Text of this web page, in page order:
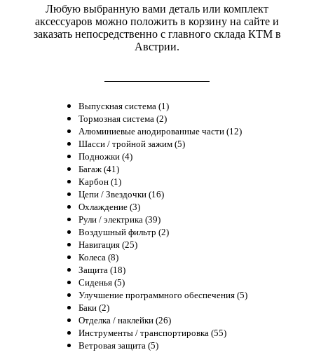
Любую выбранную вами деталь или комплект
аксессуаров можно положить в корзину на сайте и
заказать непосредственно с главного склада КТМ в
Австрии.
Выпускная система (1)
Тормозная система (2)
Алюминиевые анодированные части (12)
Шасси / тройной зажим (5)
Подножки (4)
Багаж (41)
Карбон (1)
Цепи / Звездочки (16)
Охлаждение (3)
Рули / электрика (39)
Воздушный фильтр (2)
Навигация (25)
Колеса (8)
Защита (18)
Сиденья (5)
Улучшение программного обеспечения (5)
Баки (2)
Отделка / наклейки (26)
Инструменты / транспортировка (55)
Ветровая защита (5)